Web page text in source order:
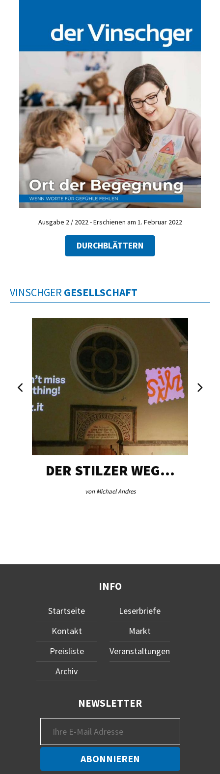
Ausgabe 2 / 2022 - Erschienen am 1. Februar 2022
DURCHBLÄTTERN
VINSCHGER GESELLSCHAFT
DER STILZER WEG…
von Michael Andres
INFO
Startseite
Kontakt
Preisliste
Archiv
Leserbriefe
Markt
Veranstaltungen
NEWSLETTER